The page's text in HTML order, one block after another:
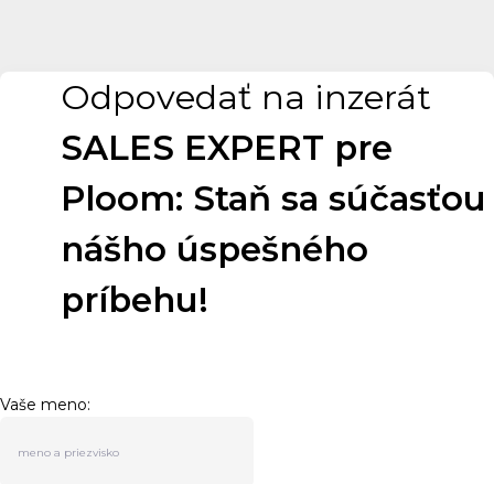
Odpovedať na inzerát
SALES EXPERT pre
Ploom: Staň sa súčasťou
nášho úspešného
príbehu!
Vaše meno: